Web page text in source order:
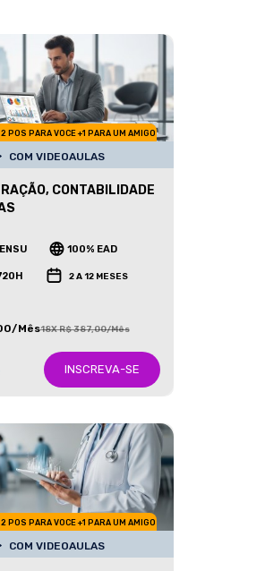
POS PARA VOCE +1 PARA UM AMIGO
COM VIDEOAULAS
CONTABILIDADE
100% EAD
2 A 12 MESES
Mês18X R$ 387,00/Mês
INSCREVA-SE
POS PARA VOCE +1 PARA UM AMIGO
COM VIDEOAULAS